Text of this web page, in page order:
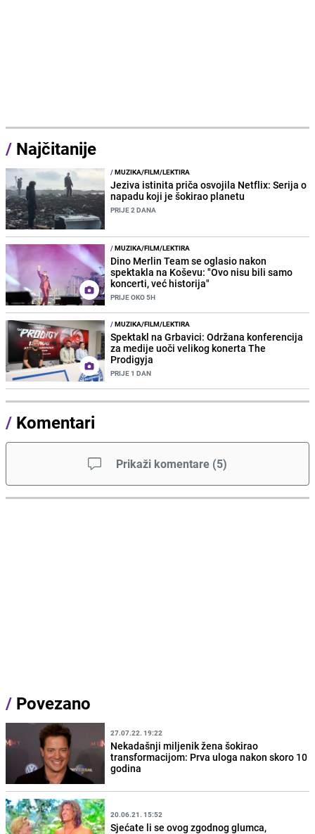
/ Najčitanije
/MUZIKA/FILM/LEKTIRA
Jeziva istinita priča osvojila Netflix: Serija o
napadu koji je šokirao planetu
PRIJE 2 DANA
/MUZIKA/FILM/LEKTIRA
Dino Merlin Team se oglasio nakon
spektakla na Koševu: "Ovo nisu bili samo
koncerti, već historija"
PRIJE OKO 5H
/MUZIKA/FILM/LEKTIRA
Spektakl na Grbavici: Održana konferencija
za medije uoči velikog konerta The
Prodigyja
PRIJE 1 DAN
/ Komentari
Prikaži komentare (5)
/ Povezano
27.07.22. 19:22
Nekadašnji miljenik žena šokirao
transformacijom: Prva uloga nakon skoro 10
godina
20.06.21. 15:52
Sjećate li se ovog zgodnog glumca,